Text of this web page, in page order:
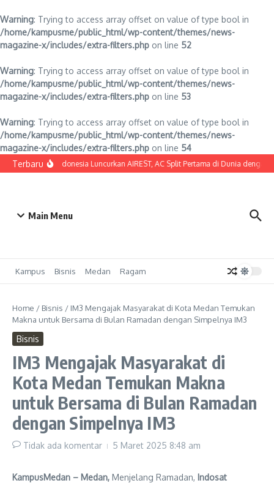
Warning: Trying to access array offset on value of type bool in
/home/kampusme/public_html/wp-content/themes/news-
magazine-x/includes/extra-filters.php on line 52
Warning: Trying to access array offset on value of type bool in
/home/kampusme/public_html/wp-content/themes/news-
magazine-x/includes/extra-filters.php on line 53
Warning: Trying to access array offset on value of type bool in
/home/kampusme/public_html/wp-content/themes/news-
magazine-x/includes/extra-filters.php on line 54
Lewati ke konten
TerbaruSHARP Indonesia Luncurkan AIREST, AC Split Pertama di Dunia dengan
Main Menu
Kampus Bisnis Medan Ragam
Home / Bisnis / IM3 Mengajak Masyarakat di Kota Medan Temukan
Makna untuk Bersama di Bulan Ramadan dengan Simpelnya IM3
Bisnis
IM3 Mengajak Masyarakat di
Kota Medan Temukan Makna
untuk Bersama di Bulan Ramadan
dengan Simpelnya IM3
Tidak ada komentar 5 Maret 2025 8:48 am
KampusMedan – Medan, Menjelang Ramadan, Indosat